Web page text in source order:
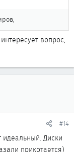
вопрос,
#14
идеальный. Диски
прикотается)